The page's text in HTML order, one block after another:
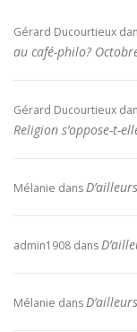
Gérard Ducourtieux
au café-philo?
Gérard Ducourtieux
Religion s’oppose-t-
Mélanie dans
admin1908 dans
Mélanie dans